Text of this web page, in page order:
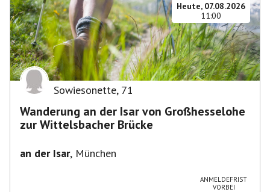
Heute, 07.08.2026
11:00
Sowiesonette, 71
Wanderung an der Isar von Großhesselohe
zur Wittelsbacher Brücke
an der Isar, München
ANMELDEFRIST
VORBEI